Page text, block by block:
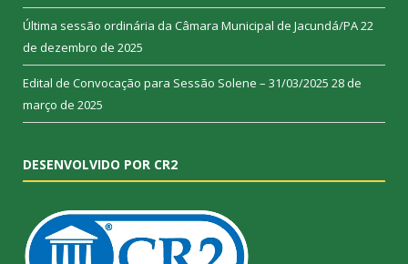
Última sessão ordinária da Câmara Municipal de Jacundá/PA22
de dezembro de 2025
Edital de Convocação para Sessão Solene – 31/03/2025 28 de
março de 2025
DESENVOLVIDO POR CR2